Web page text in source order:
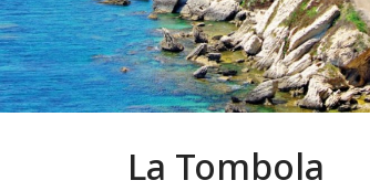
La Tombola